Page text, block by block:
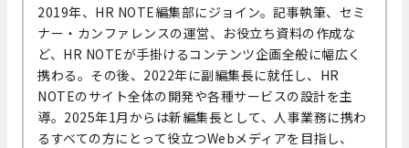
2019年、HR NOTE編集部にジョイン。記事執筆、セミ
ナー・カンファレンスの運営、お役立ち資料の作成な
ど、HR NOTEが手掛けるコンテンツ企画全般に幅広く
携わる。その後、2022年に副編集長に就任し、HR
NOTEのサイト全体の開発や各種サービスの設計を主
導。2025年1月からは新編集長として、人事業務に携わ
るすべての方にとって役立つWebメディアを目指し、